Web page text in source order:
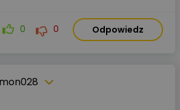
0 0 Odpowiedz